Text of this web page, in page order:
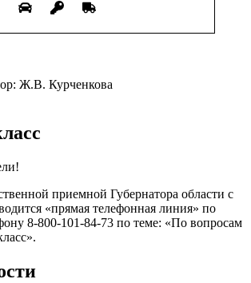
Ж.В. Курченкова
приемной Губернатора области с
«прямая телефонная линия» по
8-800-101-84-73 по теме: «По вопросам